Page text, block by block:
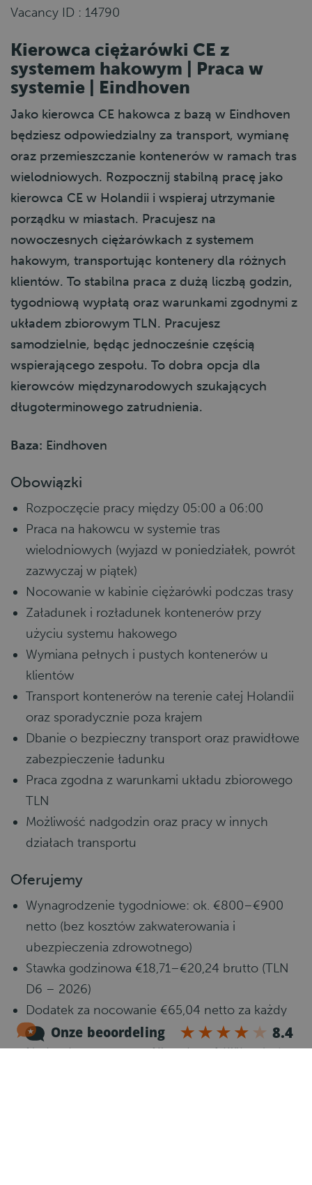
Vacancy ID : 14790
Kierowca ciężarówki CE z
systemem hakowym | Praca w
systemie | Eindhoven
Jako kierowca CE hakowca z bazą w Eindhoven
będziesz odpowiedzialny za transport, wymianę
oraz przemieszczanie kontenerów w ramach tras
wielodniowych. Rozpocznij stabilną pracę jako
kierowca CE w Holandii i wspieraj utrzymanie
porządku w miastach. Pracujesz na
nowoczesnych ciężarówkach z systemem
hakowym, transportując kontenery dla różnych
klientów. To stabilna praca z dużą liczbą godzin,
tygodniową wypłatą oraz warunkami zgodnymi z
układem zbiorowym TLN. Pracujesz
samodzielnie, będąc jednocześnie częścią
wspierającego zespołu. To dobra opcja dla
kierowców międzynarodowych szukających
długoterminowego zatrudnienia.
Baza: Eindhoven
Obowiązki
Rozpoczęcie pracy między 05:00 a 06:00
Praca na hakowcu w systemie tras
wielodniowych (wyjazd w poniedziałek, powrót
zazwyczaj w piątek)
Nocowanie w kabinie ciężarówki podczas trasy
Załadunek i rozładunek kontenerów przy
użyciu systemu hakowego
Wymiana pełnych i pustych kontenerów u
klientów
Transport kontenerów na terenie całej Holandii
oraz sporadycznie poza krajem
Dbanie o bezpieczny transport oraz prawidłowe
zabezpieczenie ładunku
Praca zgodna z warunkami układu zbiorowego
TLN
Możliwość nadgodzin oraz pracy w innych
działach transportu
Oferujemy
Wynagrodzenie tygodniowe: ok. €800–€900
netto (bez kosztów zakwaterowania i
ubezpieczenia zdrowotnego)
Stawka godzinowa €18,71–€20,24 brutto (TLN
D6 – 2026)
Dodatek za nocowanie €65,04 netto za każdy
pełny dzień
Nadgodziny powyżej 40 godzin: 130%, sobota: